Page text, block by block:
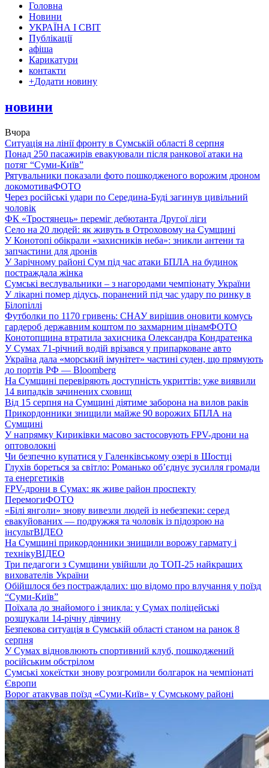
Головна
Новини
УКРАЇНА І СВІТ
Публікації
афіша
Карикатури
контакти
+Додати новину
новини
Вчора
Ситуація на лінії фронту в Сумській області 8 серпня
Понад 250 пасажирів евакуювали після ранкової атаки на
потяг “Суми-Київ”
Рятувальники показали фото пошкодженого ворожим дроном
локомотиваФОТО
Через російські удари по Середина-Буді загинув цивільний
чоловік
ФК «Тростянець» переміг дебютанта Другої ліги
Село на 20 людей: як живуть в Отроховому на Сумщині
У Конотопі обікрали «захисників неба»: зникли антени та
запчастини для дронів
У Зарічному районі Сум під час атаки БПЛА на будинок
постраждала жінка
Сумські веслувальники – з нагородами чемпіонату України
У лікарні помер дідусь, поранений під час удару по ринку в
Білопіллі
Футболки по 1170 гривень: СНАУ вирішив оновити комусь
гардероб державним коштом по захмарним цінамФОТО
Конотопщина втратила захисника Олександра Кондратенка
У Сумах 71-річний водій врізався у припарковане авто
Україна дала «морський імунітет» частині суден, що прямують
до портів РФ — Bloomberg
На Сумщині перевіряють доступність укриттів: уже виявили
14 випадків зачинених сховищ
Від 15 серпня на Сумщині діятиме заборона на вилов раків
Прикордонники знищили майже 90 ворожих БПЛА на
Сумщині
У напрямку Кириківки масово застосовують FPV-дрони на
оптоволокні
Чи безпечно купатися у Галенківському озері в Шостці
Глухів бореться за світло: Романько об’єднує зусилля громади
та енергетиків
FPV-дрони в Сумах: як живе район проспекту
ПеремогиФОТО
«Білі янголи» знову вивезли людей із небезпеки: серед
евакуйованих — подружжя та чоловік із підозрою на
інсультВІДЕО
На Сумщині прикордонники знищили ворожу гармату і
технікуВІДЕО
Три педагоги з Сумщини увійшли до ТОП-25 найкращих
вихователів України
Обійшлося без постраждалих: що відомо про влучання у поїзд
“Суми-Київ”
Поїхала до знайомого і зникла: у Сумах поліцейські
розшукали 14-річну дівчину
Безпекова ситуація в Сумській області станом на ранок 8
серпня
У Сумах відновлюють спортивний клуб, пошкоджений
російським обстрілом
Сумські хокеїстки знову розгромили болгарок на чемпіонаті
Європи
Ворог атакував поїзд «Суми-Київ» у Сумському районі